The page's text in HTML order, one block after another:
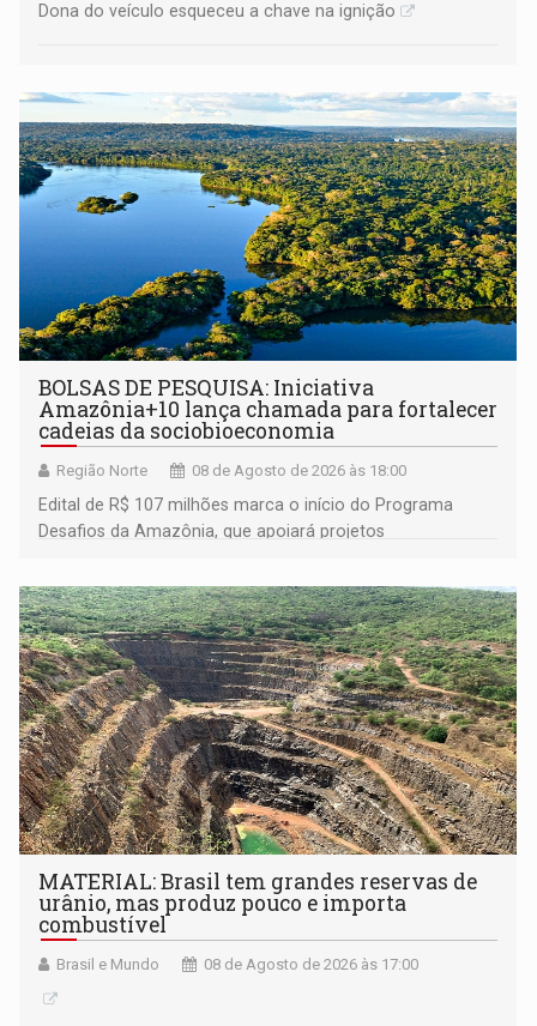
Dona do veículo esqueceu a chave na ignição
BOLSAS DE PESQUISA: Iniciativa
Amazônia+10 lança chamada para fortalecer
cadeias da sociobioeconomia
Região Norte 08 de Agosto de 2026 às 18:00
Edital de R$ 107 milhões marca o início do Programa
Desafios da Amazônia, que apoiará projetos
submissão de pré-propostas poderá ser feita até 1º de
setembro
MATERIAL: Brasil tem grandes reservas de
urânio, mas produz pouco e importa
combustível
Brasil e Mundo 08 de Agosto de 2026 às 17:00